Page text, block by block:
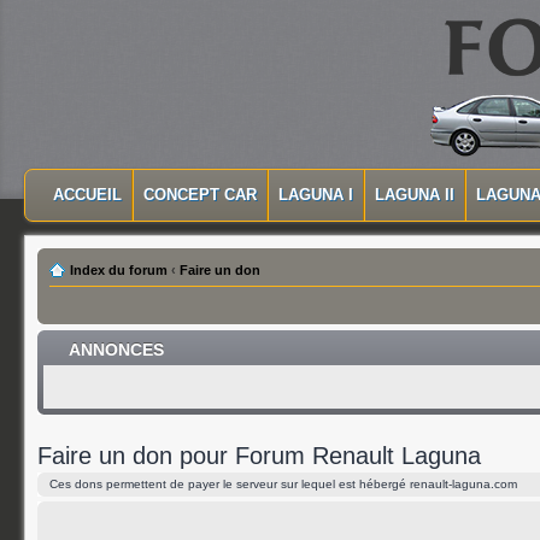
MENU PRINCIPAL
ACCUEIL CONCEPT CAR LAGUNA I LAGUNA II
Index du forum ‹ Faire un don
ANNONCES
Faire un don pour Forum Renault Laguna
Ces dons permettent de payer le serveur sur lequel est hébergé renault-laguna.com